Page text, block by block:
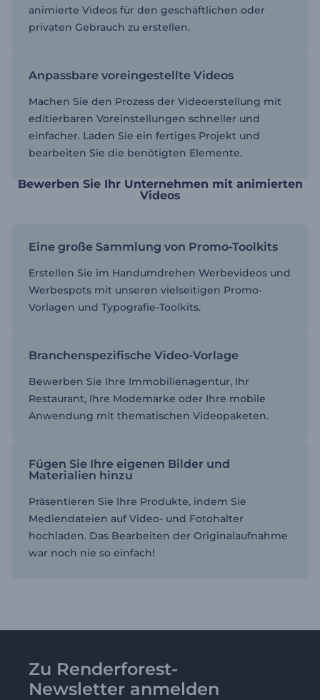
animierte Videos für den geschäftlichen oder
privaten Gebrauch zu erstellen.
Anpassbare voreingestellte Videos
Machen Sie den Prozess der Videoerstellung mit
editierbaren Voreinstellungen schneller und
einfacher. Laden Sie ein fertiges Projekt und
bearbeiten Sie die benötigten Elemente.
Bewerben Sie Ihr Unternehmen mit animierten
Videos
Eine große Sammlung von Promo-Toolkits
Erstellen Sie im Handumdrehen Werbevideos und
Werbespots mit unseren vielseitigen Promo-
Vorlagen und Typografie-Toolkits.
Branchenspezifische Video-Vorlage
Bewerben Sie Ihre Immobilienagentur, Ihr
Restaurant, Ihre Modemarke oder Ihre mobile
Anwendung mit thematischen Videopaketen.
Fügen Sie Ihre eigenen Bilder und
Materialien hinzu
Präsentieren Sie Ihre Produkte, indem Sie
Mediendateien auf Video- und Fotohalter
hochladen. Das Bearbeiten der Originalaufnahme
war noch nie so einfach!
Zu Renderforest-
Newsletter anmelden